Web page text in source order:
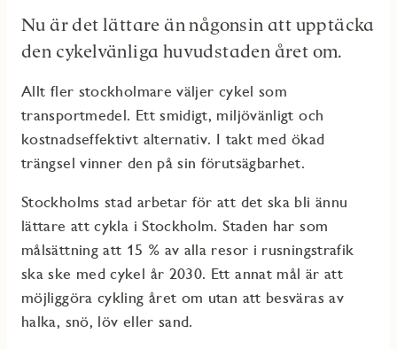
Nu är det lättare än någonsin att upptäcka
den cykelvänliga huvudstaden året om.
Allt fler stockholmare väljer cykel som
transportmedel. Ett smidigt, miljövänligt och
kostnadseffektivt alternativ. I takt med ökad
trängsel vinner den på sin förutsägbarhet.
Stockholms stad arbetar för att det ska bli ännu
lättare att cykla i Stockholm. Staden har som
målsättning att 15 % av alla resor i rusningstrafik
ska ske med cykel år 2030. Ett annat mål är att
möjliggöra cykling året om utan att besväras av
halka, snö, löv eller sand.